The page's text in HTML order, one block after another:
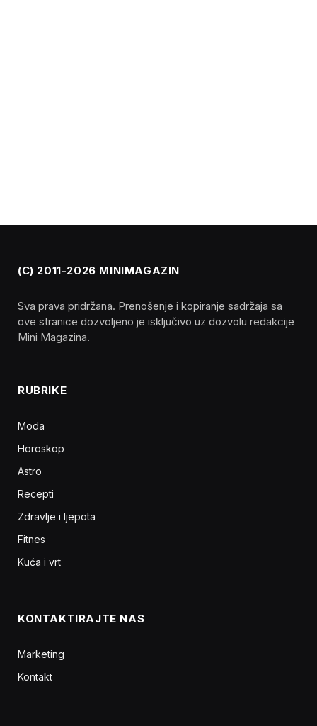
(C) 2011-2026 MINIMAGAZIN
Sva prava pridržana. Prenošenje i kopiranje sadržaja sa
ove stranice dozvoljeno je isključivo uz dozvolu redakcije
Mini Magazina.
RUBRIKE
Moda
Horoskop
Astro
Recepti
Zdravlje i ljepota
Fitnes
Kuća i vrt
KONTAKTIRAJTE NAS
Marketing
Kontakt